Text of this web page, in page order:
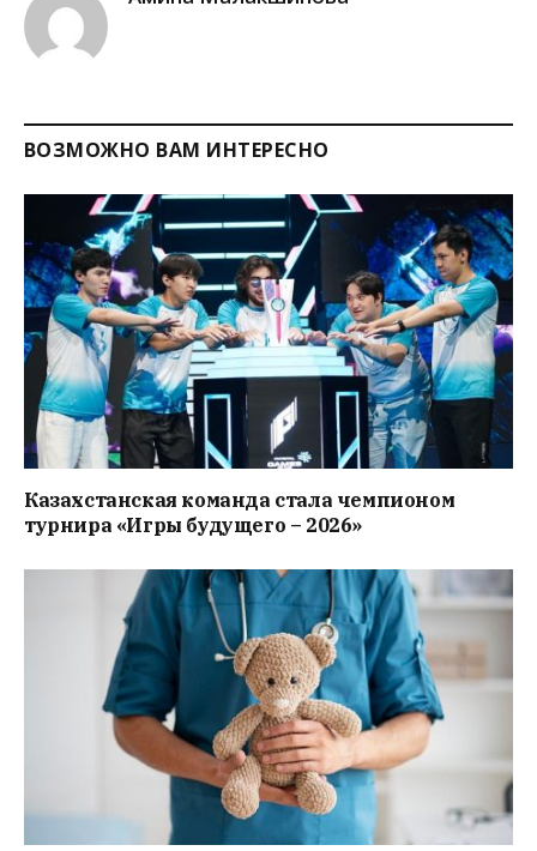
ВОЗМОЖНО ВАМ ИНТЕРЕСНО
Казахстанская команда стала чемпионом
турнира «Игры будущего – 2026»